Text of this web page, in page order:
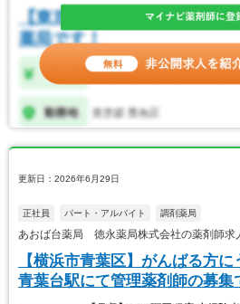
更新日：2026年6月29日
正社員 パート・アルバイト 調剤薬局
あおば台薬局 徳永薬局株式会社の薬剤師求
【横浜市青葉区】がんばる方に
青葉台駅にて管理薬剤師の募